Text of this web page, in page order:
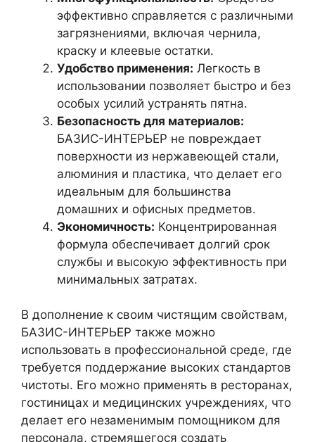
эффективно справляется с различными
загрязнениями, включая чернила,
краску и клеевые остатки.
Удобство применения: Легкость в
использовании позволяет быстро и без
особых усилий устранять пятна.
Безопасность для материалов:
БАЗИС-ИНТЕРЬЕР не повреждает
поверхности из нержавеющей стали,
алюминия и пластика, что делает его
идеальным для большинства
домашних и офисных предметов.
Экономичность: Концентрированная
формула обеспечивает долгий срок
службы и высокую эффективность при
минимальных затратах.
В дополнение к своим чистящим свойствам,
БАЗИС-ИНТЕРЬЕР также можно
использовать в профессиональной среде, где
требуется поддержание высоких стандартов
чистоты. Его можно применять в ресторанах,
гостиницах и медицинских учреждениях, что
делает его незаменимым помощником для
персонала, стремящегося создать